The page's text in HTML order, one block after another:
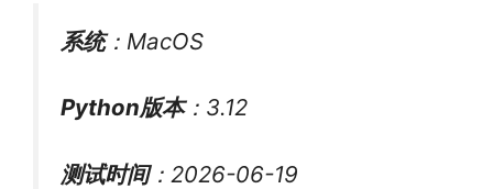
系统：MacOS
Python版本：3.12
测试时间：2026-06-19